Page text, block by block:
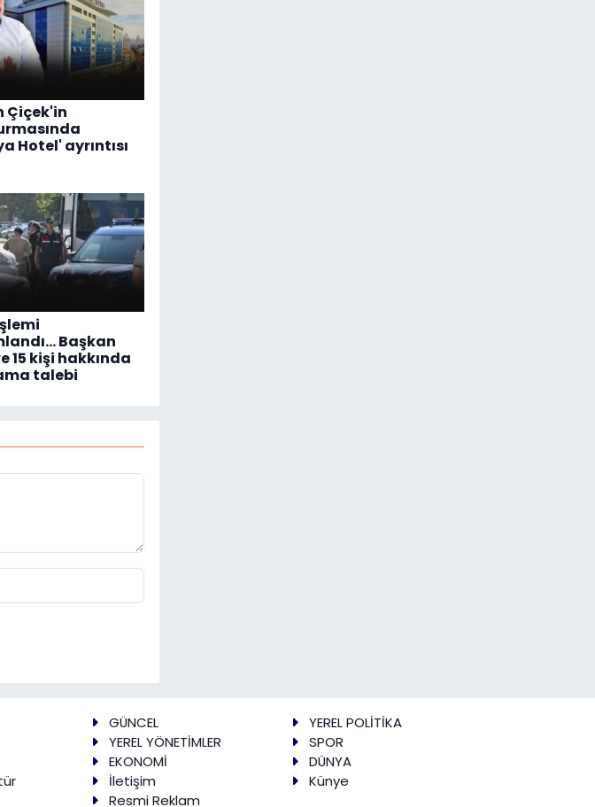
Çiçek'in
Hotel' ayrıntısı
Başkan
15 kişi hakkında
talebi
GÜNCEL
YEREL POLİTİKA
YEREL YÖNETİMLER
SPOR
EKONOMİ
DÜNYA
İletişim
Künye
Resmi Reklam